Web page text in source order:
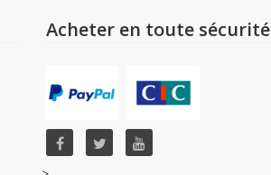
Acheter en toute sécurité